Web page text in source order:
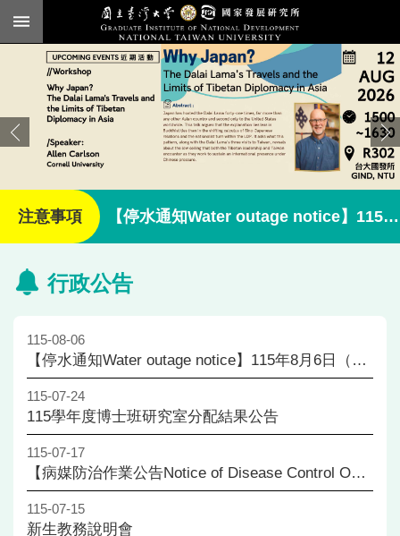
跳到主要內容區塊
臺
介
本
所
成
員
班
【停水通知Water outage notice】115年8月6日（四）13:30～16：30清洗水塔國發所全棟停水
行政公告
115-08-06
【停水通知Water outage notice】115年8月6日（四）13:30～16：30清洗水塔國發所全棟停水
115-07-24
115學年度博士班研究室分配結果公告
115-07-17
【病媒防治作業公告Notice of Disease Control Operations】115/7/18(六)上午7時-14時於國發所建物一樓及周邊建物外圍圍牆水溝噴藥
115-07-15
新生教務說明會